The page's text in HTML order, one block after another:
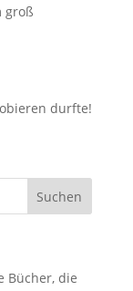
groß
durfte!
Bücher, die